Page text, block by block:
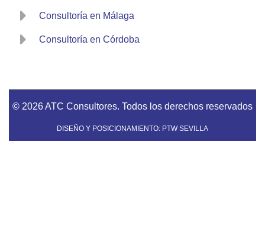
Consultoría en Málaga
Consultoría en Córdoba
© 2026 ATC Consultores. Todos los derechos reservados
DISEÑO Y POSICIONAMIENTO: PTW SEVILLA